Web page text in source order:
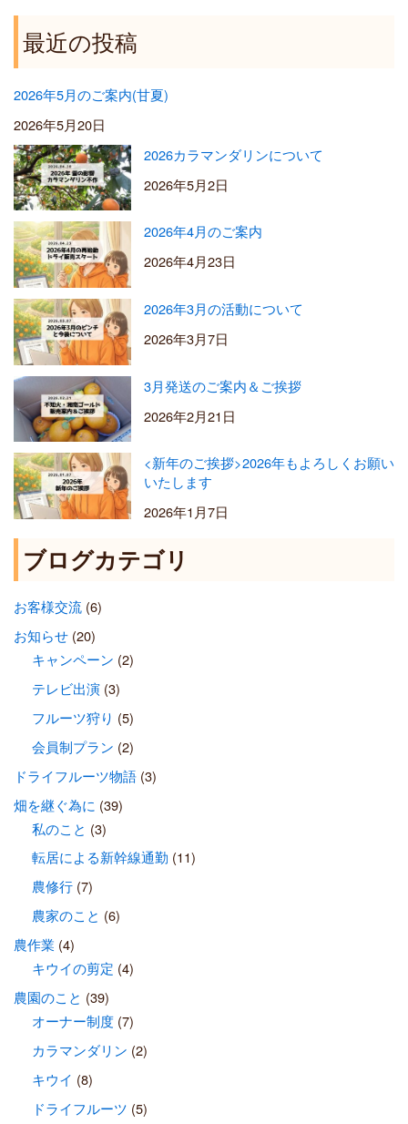
最近の投稿
2026年5月のご案内(甘夏)
2026年5月20日
2026カラマンダリンについて
2026年5月2日
2026年4月のご案内
2026年4月23日
2026年3月の活動について
2026年3月7日
3月発送のご案内＆ご挨拶
2026年2月21日
<新年のご挨拶>2026年もよろしくお願い
いたします
2026年1月7日
ブログカテゴリ
お客様交流(6)
お知らせ(20)
キャンペーン (2)
テレビ出演(3)
フルーツ狩り (5)
会員制プラン (2)
ドライフルーツ物語(3)
畑を継ぐ為に (39)
私のこと (3)
転居による新幹線通勤 (11)
農修行(7)
農家のこと (6)
農作業 (4)
キウイの剪定 (4)
農園のこと (39)
オーナー制度(7)
カラマンダリン (2)
キウイ (8)
ドライフルーツ (5)